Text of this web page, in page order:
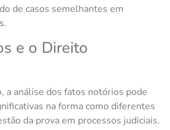
de casos semelhantes em
e o Direito
a análise dos fatos notórios pode
na forma como diferentes
da prova em processos judiciais.